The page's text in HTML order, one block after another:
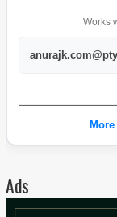
Works
Ads